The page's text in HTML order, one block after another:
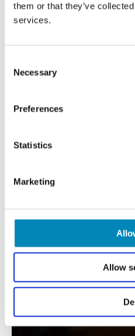
them or that they’ve
services.
Selection
Necessary
Preferences
Statistics
Marketing
Allow
LÆS